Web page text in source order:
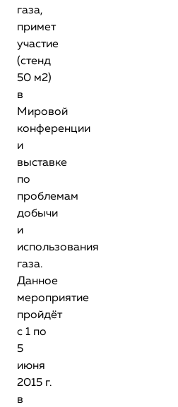
газа,
примет
участие
(стенд
50 м2)
в
Мировой
конференции
и
выставке
по
проблемам
добычи
и
использования
газа.
Данное
мероприятие
пройдёт
с 1 по
5
июня
2015 г.
в